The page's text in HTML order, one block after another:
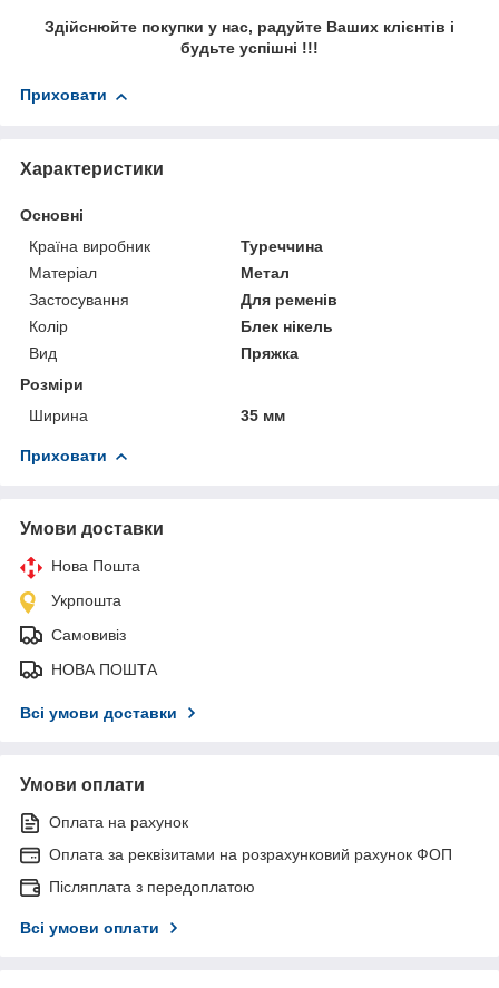
Здійснюйте покупки у нас, радуйте Ваших клієнтів і
будьте успішні !!!
Приховати
Характеристики
Основні
Країна виробник
Туреччина
Матеріал
Метал
Застосування
Для ременів
Колір
Блек нікель
Вид
Пряжка
Розміри
Ширина
35 мм
Приховати
Умови доставки
Нова Пошта
Укрпошта
Самовивіз
НОВА ПОШТА
Всі умови доставки
Умови оплати
Оплата на рахунок
Оплата за реквізитами на розрахунковий рахунок ФОП
Післяплата з передоплатою
Всі умови оплати